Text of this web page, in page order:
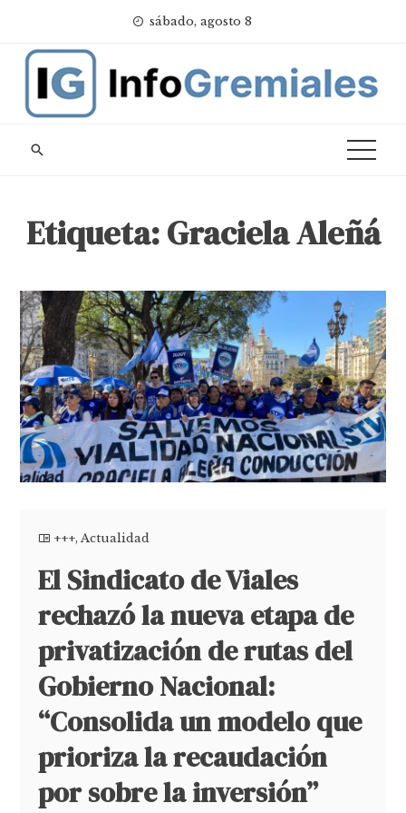
content
sábado, agosto 8
Etiqueta:Graciela Aleñá
+++,Actualidad
El Sindicato de Viales
rechazó la nueva etapa de
privatización de rutas del
Gobierno Nacional:
“Consolida un modelo que
prioriza la recaudación
por sobre la inversión”